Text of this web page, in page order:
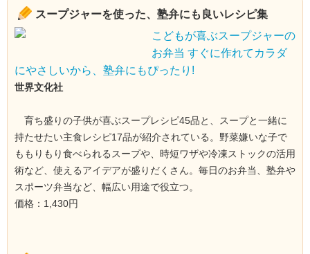
スープジャーを使った、塾弁にも良いレシピ集
こどもが喜ぶスープジャーの
お弁当 すぐに作れてカラダ
にやさしいから、塾弁にもぴったり!
世界文化社
育ち盛りの子供が喜ぶスープレシピ45品と、スープと一緒に
持たせたい主食レシピ17品が紹介されている。野菜嫌いな子で
ももりもり食べられるスープや、時短ワザや冷凍ストックの活用
術など、使えるアイデアが盛りだくさん。毎日のお弁当、塾弁や
スポーツ弁当など、幅広い用途で役立つ。
価格：1,430円